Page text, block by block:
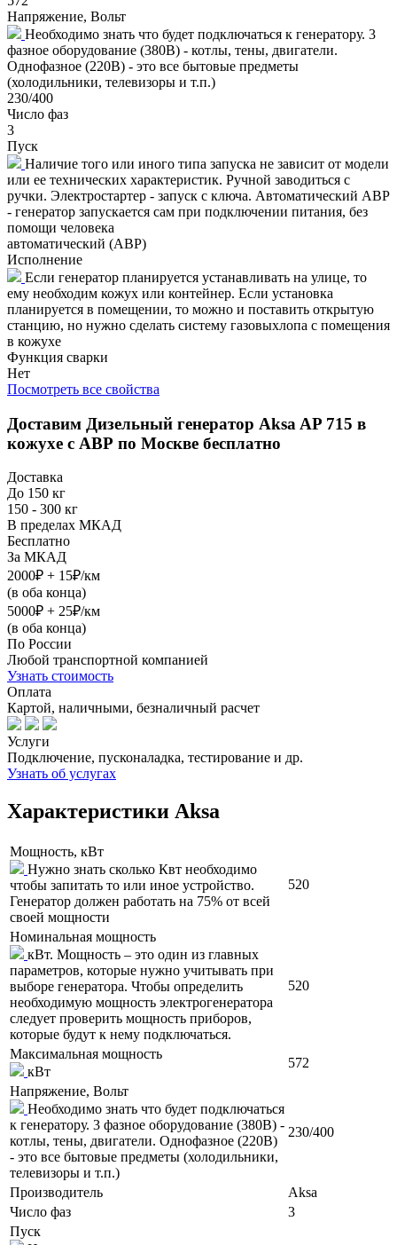
Напряжение, Вольт
Необходимо знать что будет подключаться к генератору. 3
фазное оборудование (380В) - котлы, тены, двигатели.
Однофазное (220В) - это все бытовые предметы
(холодильники, телевизоры и т.п.)
230/400
Число фаз
3
Пуск
Наличие того или иного типа запуска не зависит от модели
или ее технических характеристик. Ручной заводиться с
ручки. Электростартер - запуск с ключа. Автоматический АВР
- генератор запускается сам при подключении питания, без
помощи человека
автоматический (АВР)
Исполнение
Если генератор планируется устанавливать на улице, то
ему необходим кожух или контейнер. Если установка
планируется в помещении, то можно и поставить открытую
станцию, но нужно сделать систему газовыхлопа с помещения
в кожухе
Функция сварки
Нет
Посмотреть все свойства
Доставим Дизельный генератор Aksa AP 715 в
кожухе с АВР по Москве бесплатно
Доставка
До 150 кг
150 - 300 кг
В пределах МКАД
Бесплатно
За МКАД
2000₽ + 15₽/км
(в оба конца)
5000₽ + 25₽/км
(в оба конца)
По России
Любой транспортной компанией
Узнать стоимость
Оплата
Картой, наличными, безналичный расчет
Услуги
Подключение, пусконаладка, тестирование и др.
Узнать об услугах
Характеристики Aksa
Мощность, кВт
Нужно знать сколько Квт необходимо
чтобы запитать то или иное устройство.
Генератор должен работать на 75% от всей
своей мощности
520
Номинальная мощность
кВт. Мощность – это один из главных
параметров, которые нужно учитывать при
выборе генератора. Чтобы определить
необходимую мощность электрогенератора
следует проверить мощность приборов,
которые будут к нему подключаться.
520
Максимальная мощность
кВт
572
Напряжение, Вольт
Необходимо знать что будет подключаться
к генератору. 3 фазное оборудование (380В) -
котлы, тены, двигатели. Однофазное (220В)
- это все бытовые предметы (холодильники,
телевизоры и т.п.)
230/400
Производитель
Aksa
Число фаз
3
Пуск